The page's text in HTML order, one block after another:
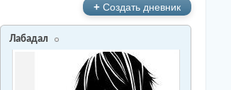
+ Создать дневник
Лабадал